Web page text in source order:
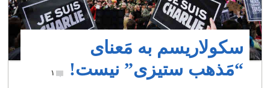
سکولاریسم به مَعنای
“مَذهب ستیزی” نیست!
۱